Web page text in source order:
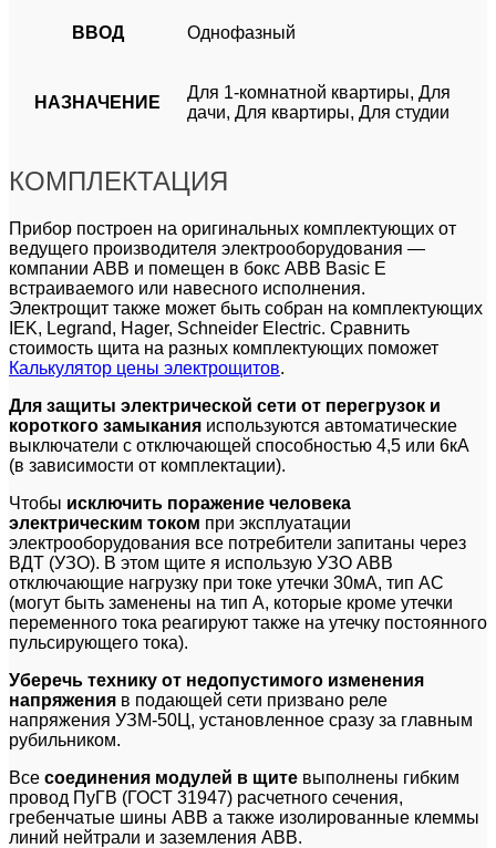
ВВОД Однофазный
НАЗНАЧЕНИЕ
Для 1-комнатной квартиры, Для
дачи, Для квартиры, Для студии
КОМПЛЕКТАЦИЯ
Прибор построен на оригинальных комплектующих от
ведущего производителя электрооборудования —
компании ABB и помещен в бокс ABB Basic E
встраиваемого или навесного исполнения.
Электрощит также может быть собран на комплектующих
IEK, Legrand, Hager, Schneider Electric. Сравнить
стоимость щита на разных комплектующих поможет
Калькулятор цены электрощитов.
Для защиты электрической сети от перегрузок и
короткого замыкания используются автоматические
выключатели с отключающей способностью 4,5 или 6кА
(в зависимости от комплектации).
Чтобы исключить поражение человека
электрическим током при эксплуатации
электрооборудования все потребители запитаны через
ВДТ (УЗО). В этом щите я использую УЗО ABB
отключающие нагрузку при токе утечки 30мА, тип АС
(могут быть заменены на тип А, которые кроме утечки
переменного тока реагируют также на утечку постоянного
пульсирующего тока).
Уберечь технику от недопустимого изменения
напряжения в подающей сети призвано реле
напряжения УЗМ-50Ц, установленное сразу за главным
рубильником.
Все соединения модулей в щите выполнены гибким
провод ПуГВ (ГОСТ 31947) расчетного сечения,
гребенчатые шины ABB а также изолированные клеммы
линий нейтрали и заземления АВВ.